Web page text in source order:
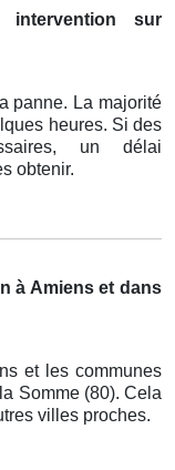
sur
panne. La majorité
heures. Si des
un délai
obtenir.
à Amiens et dans
et les communes
Somme (80). Cela
villes proches.